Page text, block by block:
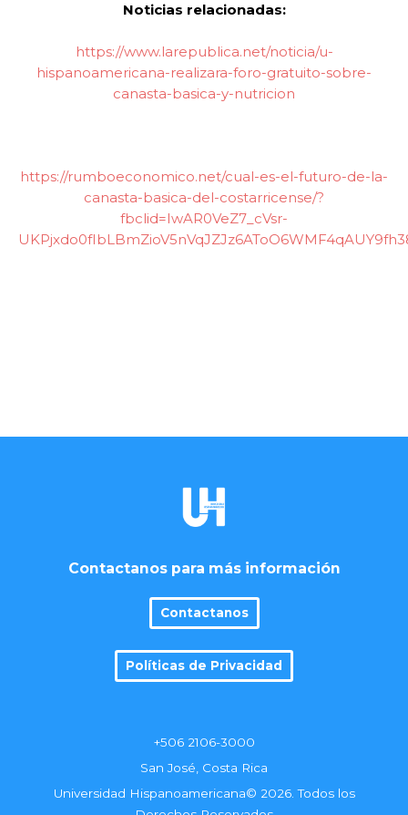
Noticias relacionadas:
https://www.larepublica.net/noticia/u-
hispanoamericana-realizara-foro-gratuito-sobre-
canasta-basica-y-nutricion
https://rumboeconomico.net/cual-es-el-futuro-de-la-
canasta-basica-del-costarricense/?
fbclid=IwAR0VeZ7_cVsr-
Contactanos para más información
Contactanos
Políticas de Privacidad
+506 2106-3000
San José, Costa Rica
Universidad Hispanoamericana© 2026. Todos los